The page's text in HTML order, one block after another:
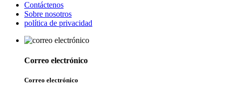
Contáctenos
Sobre nosotros
política de privacidad
Correo electrónico
Correo electrónico